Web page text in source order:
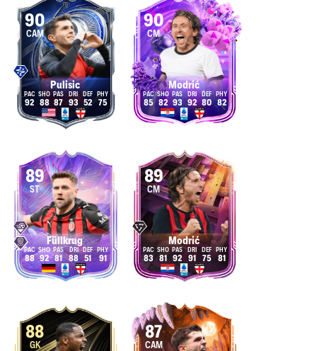
90
CAM
Pulisic
92 88 87 93 52 75
90
CM
Modrić
85 82 93 92 80 82
89
ST
Füllkrug
88 92 81 88 51 91
89
CM
Modrić
83 81 92 91 75 81
88
GK
87
CAM